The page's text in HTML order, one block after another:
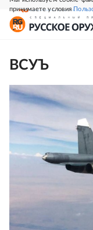
принимаете условия
СВЕЖИЙ НОМЕР
ВСУЪ